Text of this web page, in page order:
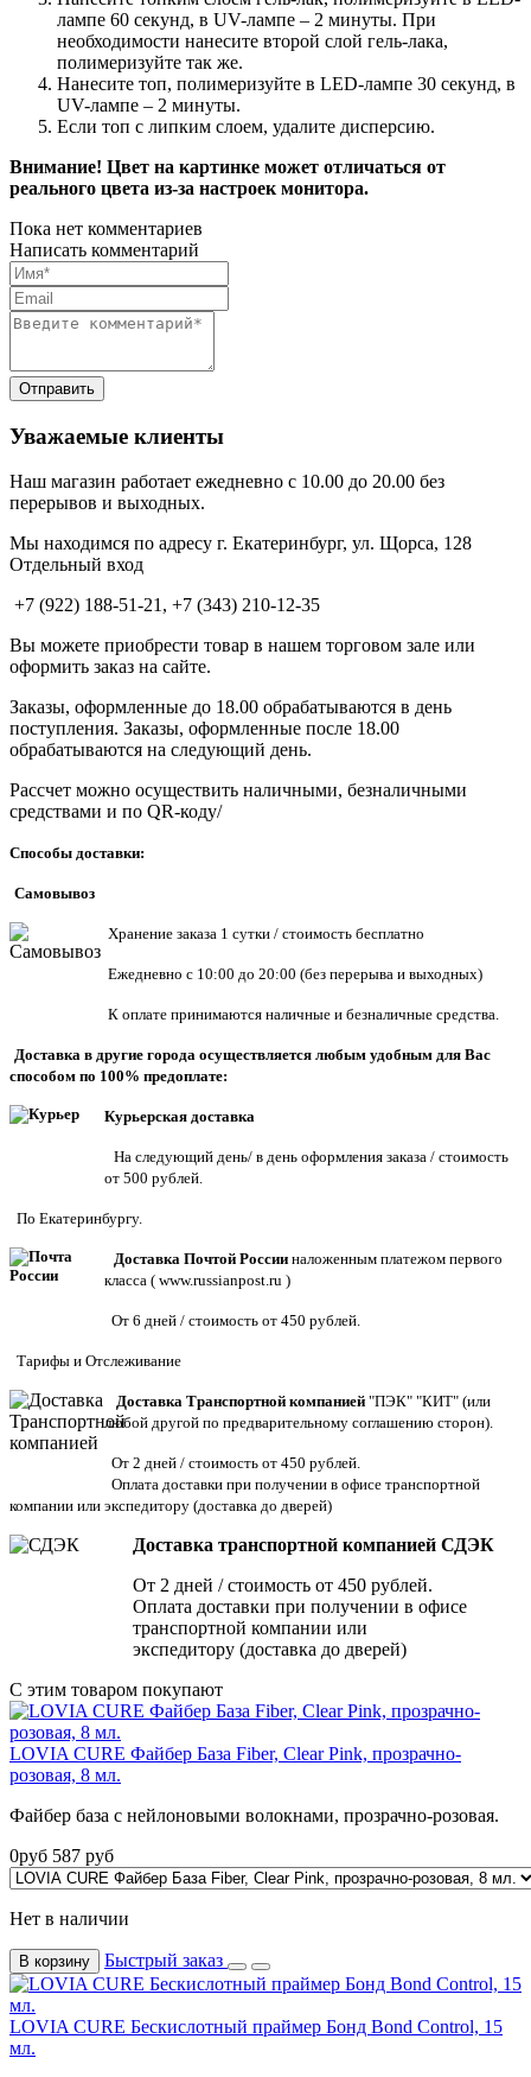
лампе 60 секунд, в UV-лампе – 2 минуты. При
необходимости нанесите второй слой гель-лака,
полимеризуйте так же.
Нанесите топ, полимеризуйте в LED-лампе 30 секунд, в
UV-лампе – 2 минуты.
Если топ с липким слоем, удалите дисперсию.
Внимание! Цвет на картинке может отличаться от
реального цвета из-за настроек монитора.
Пока нет комментариев
Написать комментарий
Уважаемые клиенты
Наш магазин работает ежедневно с 10.00 до 20.00 без
перерывов и выходных.
Мы находимся по адресу г. Екатеринбург, ул. Щорса, 128
Отдельный вход
+7 (922) 188-51-21, +7 (343) 210-12-35
Вы можете приобрести товар в нашем торговом зале или
оформить заказ на сайте.
Заказы, оформленные до 18.00 обрабатываются в день
поступления. Заказы, оформленные после 18.00
обрабатываются на следующий день.
Рассчет можно осуществить наличными, безналичными
средствами и по QR-коду/
Способы доставки:
Самовывоз
Хранение заказа 1 сутки / стоимость бесплатно
Ежедневно с 10:00 до 20:00 (без перерыва и выходных)
К оплате принимаются наличные и безналичные средства.
Доставка в другие города осуществляется любым удобным для Вас
способом по 100% предоплате:
Курьерская доставка
На следующий день/ в день оформления заказа / стоимость
от 500 рублей.
По Екатеринбургу.
Доставка Почтой России наложенным платежом первого
класса ( www.russianpost.ru )
От 6 дней / стоимость от 450 рублей.
Тарифы и Отслеживание
Доставка Транспортной компанией "ПЭК" "КИТ" (или
любой другой по предварительному соглашению сторон).
От 2 дней / стоимость от 450 рублей.
Оплата доставки при получении в офисе транспортной
компании или экспедитору (доставка до дверей)
Доставка транспортной компанией СДЭК
От 2 дней / стоимость от 450 рублей.
Оплата доставки при получении в офисе
транспортной компании или
экспедитору (доставка до дверей)
С этим товаром покупают
LOVIA CURE Файбер База Fiber, Clear Pink, прозрачно-
розовая, 8 мл.
Файбер база с нейлоновыми волокнами, прозрачно-розовая.
0руб 587 руб
Нет в наличии
В корзину Быстрый заказ
LOVIA CURE Бескислотный праймер Бонд Bond Control, 15
мл.